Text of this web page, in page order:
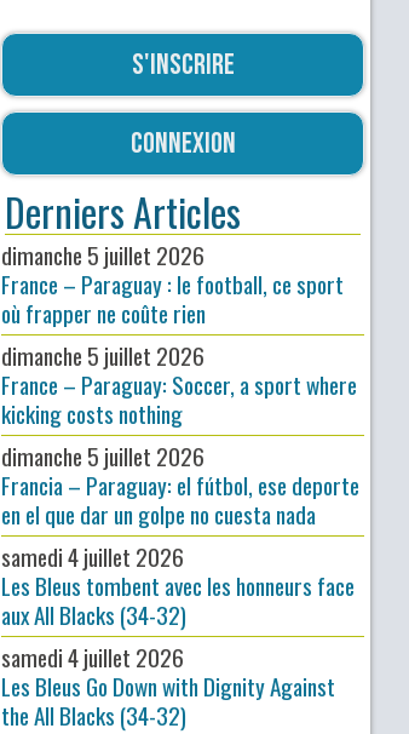
S'inscrire
Connexion
Derniers Articles
dimanche 5 juillet 2026
France – Paraguay : le football, ce sport
où frapper ne coûte rien
dimanche 5 juillet 2026
France – Paraguay: Soccer, a sport where
kicking costs nothing
dimanche 5 juillet 2026
Francia – Paraguay: el fútbol, ese deporte
en el que dar un golpe no cuesta nada
samedi 4 juillet 2026
Les Bleus tombent avec les honneurs face
aux All Blacks (34-32)
samedi 4 juillet 2026
Les Bleus Go Down with Dignity Against
the All Blacks (34-32)